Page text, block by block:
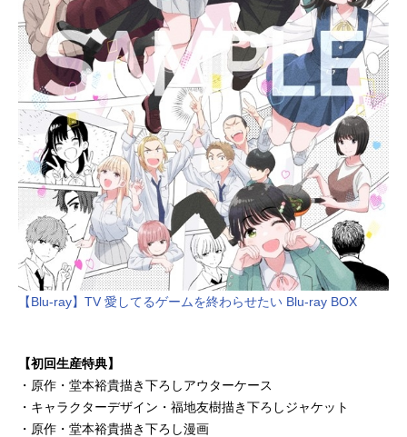
【Blu-ray】TV 愛してるゲームを終わらせたい Blu-ray BOX
【初回生産特典】
・原作・堂本裕貴描き下ろしアウターケース
・キャラクターデザイン・福地友樹描き下ろしジャケット
・原作・堂本裕貴描き下ろし漫画